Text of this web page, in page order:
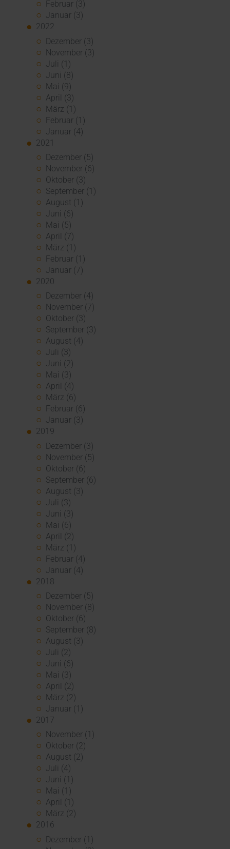
Februar (3)
Januar (3)
2022
Dezember (3)
November (3)
Juli (1)
Juni (8)
Mai (9)
April (3)
März (1)
Februar (1)
Januar (4)
2021
Dezember (5)
November (6)
Oktober (3)
September (1)
August (1)
Juni (6)
Mai (5)
April (7)
März (1)
Februar (1)
Januar (7)
2020
Dezember (4)
November (7)
Oktober (3)
September (3)
August (4)
Juli (3)
Juni (2)
Mai (3)
April (4)
März (6)
Februar (6)
Januar (3)
2019
Dezember (3)
November (5)
Oktober (6)
September (6)
August (3)
Juli (3)
Juni (3)
Mai (6)
April (2)
März (1)
Februar (4)
Januar (4)
2018
Dezember (5)
November (8)
Oktober (6)
September (8)
August (3)
Juli (2)
Juni (6)
Mai (3)
April (2)
März (2)
Januar (1)
2017
November (1)
Oktober (2)
August (2)
Juli (4)
Juni (1)
Mai (1)
April (1)
März (2)
2016
Dezember (1)